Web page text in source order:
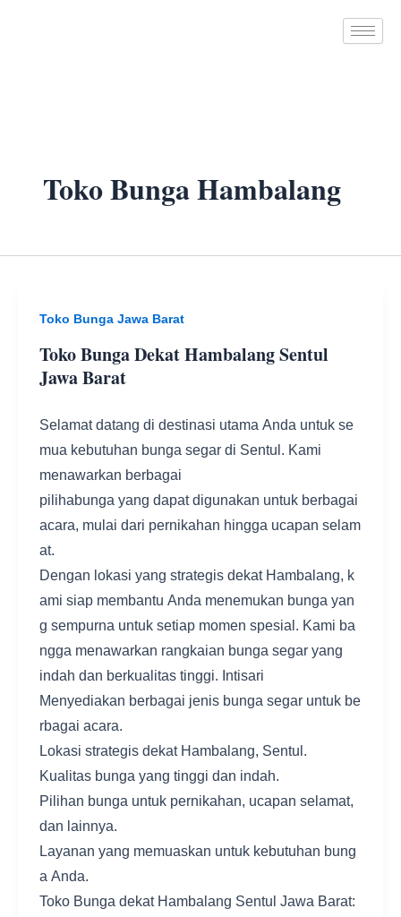
Toko Bunga Hambalang
Toko Bunga Jawa Barat
Toko Bunga Dekat Hambalang Sentul
Jawa Barat
Selamat datang di destinasi utama Anda untuk se
mua kebutuhan bunga segar di Sentul. Kami
menawarkan berbagai
pilihabunga yang dapat digunakan untuk berbagai
acara, mulai dari pernikahan hingga ucapan selam
at.
Dengan lokasi yang strategis dekat Hambalang, k
ami siap membantu Anda menemukan bunga yan
g sempurna untuk setiap momen spesial. Kami ba
ngga menawarkan rangkaian bunga segar yang
indah dan berkualitas tinggi. Intisari
Menyediakan berbagai jenis bunga segar untuk be
rbagai acara.
Lokasi strategis dekat Hambalang, Sentul.
Kualitas bunga yang tinggi dan indah.
Pilihan bunga untuk pernikahan, ucapan selamat,
dan lainnya.
Layanan yang memuaskan untuk kebutuhan bung
a Anda.
Toko Bunga dekat Hambalang Sentul Jawa Barat: